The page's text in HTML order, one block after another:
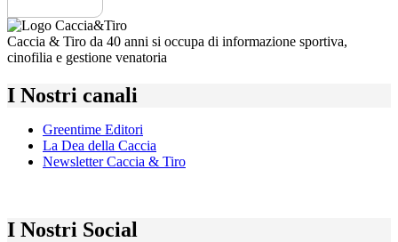
Caccia & Tiro da 40 anni si occupa di informazione sportiva,
cinofilia e gestione venatoria
I Nostri canali
Greentime Editori
La Dea della Caccia
Newsletter Caccia & Tiro
I Nostri Social